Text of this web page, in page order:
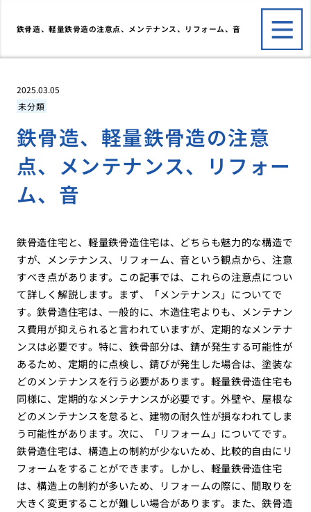
鉄骨造、軽量鉄骨造の注意点、メンテナンス、リフォーム、音
2025.03.05
未分類
鉄骨造、軽量鉄骨造の注意
点、メンテナンス、リフォー
ム、音
鉄骨造住宅と、軽量鉄骨造住宅は、どちらも魅力的な構造で
すが、メンテナンス、リフォーム、音という観点から、注意
すべき点があります。この記事では、これらの注意点につい
て詳しく解説します。まず、「メンテナンス」についてで
す。鉄骨造住宅は、一般的に、木造住宅よりも、メンテナン
ス費用が抑えられると言われていますが、定期的なメンテナ
ンスは必要です。特に、鉄骨部分は、錆が発生する可能性が
あるため、定期的に点検し、錆びが発生した場合は、塗装な
どのメンテナンスを行う必要があります。軽量鉄骨造住宅も
同様に、定期的なメンテナンスが必要です。外壁や、屋根な
どのメンテナンスを怠ると、建物の耐久性が損なわれてしま
う可能性があります。次に、「リフォーム」についてです。
鉄骨造住宅は、構造上の制約が少ないため、比較的自由にリ
フォームをすることができます。しかし、軽量鉄骨造住宅
は、構造上の制約が多いため、リフォームの際に、間取りを
大きく変更することが難しい場合があります。また、鉄骨造